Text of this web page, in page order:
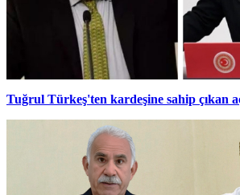
Tuğrul Türkeş'ten kardeşine sahip çıkan